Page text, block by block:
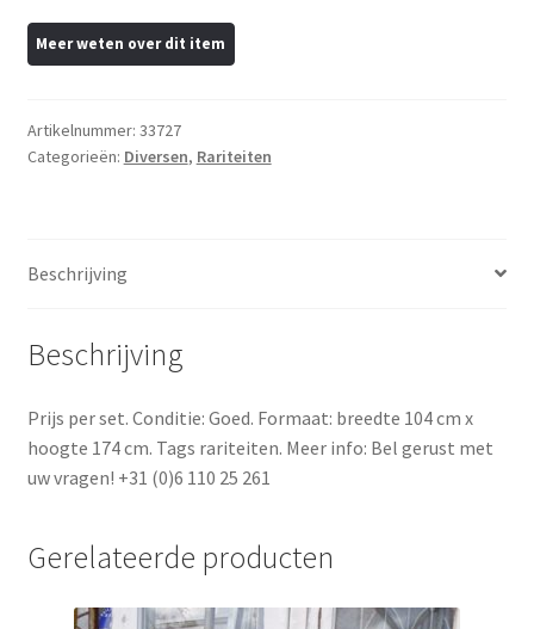
Artikelnummer: 33727
Categorieën: Diversen, Rariteiten
Beschrijving
Beschrijving
Prijs per set. Conditie: Goed. Formaat: breedte 104 cm x
hoogte 174 cm. Tags rariteiten. Meer info: Bel gerust met
uw vragen! +31 (0)6 110 25 261
Gerelateerde producten